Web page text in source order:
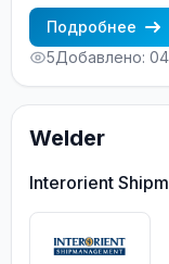
- MINIMUM 1
RUSSIAN
Подробнее
5Добавлено:
Welder
Interorient